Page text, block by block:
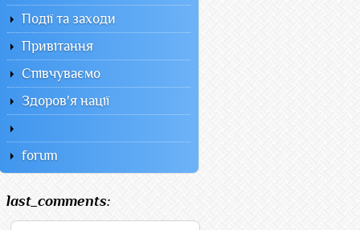
Події та заходи
Привітання
Співчуваємо
Здоров'я нації
forum
last_comments: